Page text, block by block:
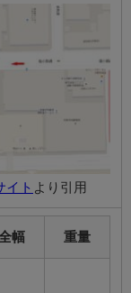
イト より引用
幅 重量